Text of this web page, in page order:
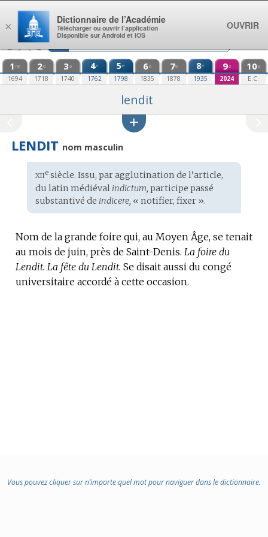
Aller au contenu
1 re
1694
2e
1718
3e
1740
4e
1762
5e
1798
6e
1835
7e
1878
8e
1935
9e
2024
10e
E.C.
lendit
LENDIT nom masculin
Étymologie
:
xiiesiècle. Issu, par agglutination de l’article,
du latin médiéval indictum, participe passé
substantivé de indicere, « notifier, fixer ».
Nom de la grande foire qui, au Moyen Âge, se tenait
au mois de juin, près de Saint-Denis. La foire du
Lendit. La fête du Lendit. Se disait aussi du congé
universitaire accordé à cette occasion.
Vous pouvez cliquer sur n’importe quel mot pour naviguer dans le dictionnaire.
×
Dictionnaire de l’Académie
Télécharger ou ouvrir l’application
Disponible sur Android et iOS
OUVRIR